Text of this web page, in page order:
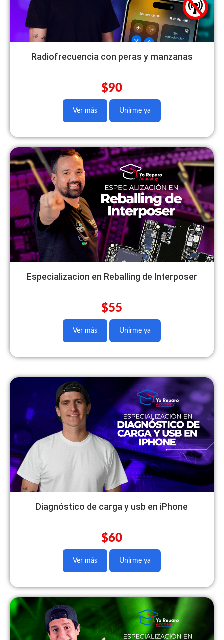
Radiofrecuencia con peras y manzanas
$90
Ver más Unirme ya
Especializacion en Reballing de Interposer
$55
Ver más Unirme ya
Diagnóstico de carga y usb en iPhone
$60
Ver más Unirme ya